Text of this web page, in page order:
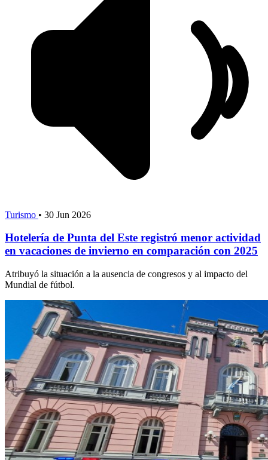
Turismo • 30 Jun 2026
Hotelería de Punta del Este registró menor actividad
en vacaciones de invierno en comparación con 2025
Atribuyó la situación a la ausencia de congresos y al impacto del
Mundial de fútbol.